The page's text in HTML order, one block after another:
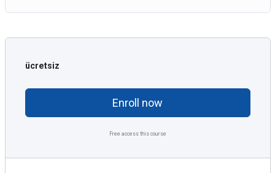
ücretsiz
Enroll now
Free access this course